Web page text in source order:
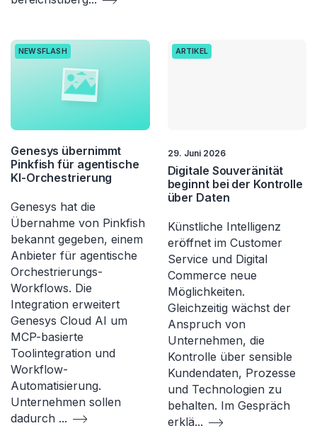
NEWSFLASH
Genesys übernimmt
Pinkfish für agentische
KI-Orchestrierung
Genesys hat die
Übernahme von Pinkfish
bekannt gegeben, einem
Anbieter für agentische
Orchestrierungs-
Workflows. Die
Integration erweitert
Genesys Cloud AI um
MCP-basierte
Toolintegration und
Workflow-
Automatisierung.
Unternehmen sollen
dadurch ...
ARTIKEL
29. Juni 2026
Digitale Souveränität
beginnt bei der Kontrolle
über Daten
Künstliche Intelligenz
eröffnet im Customer
Service und Digital
Commerce neue
Möglichkeiten.
Gleichzeitig wächst der
Anspruch von
Unternehmen, die
Kontrolle über sensible
Kundendaten, Prozesse
und Technologien zu
behalten. Im Gespräch
erklä...